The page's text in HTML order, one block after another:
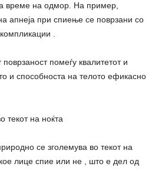
време на одмор. На пример,
апнеја при спиење се поврзани со
.
помеѓу квалитетот и
и способноста на телото ефикасно
текот на ноќта
се зголемува во текот на
лице спие или не , што е дел од